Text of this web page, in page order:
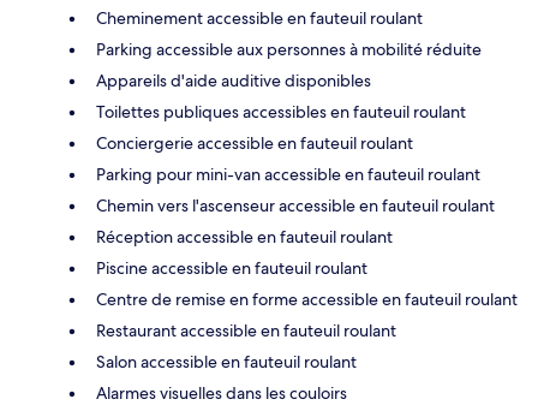
Cheminement accessible en fauteuil roulant
Parking accessible aux personnes à mobilité réduite
Appareils d'aide auditive disponibles
Toilettes publiques accessibles en fauteuil roulant
Conciergerie accessible en fauteuil roulant
Parking pour mini-van accessible en fauteuil roulant
Chemin vers l'ascenseur accessible en fauteuil roulant
Réception accessible en fauteuil roulant
Piscine accessible en fauteuil roulant
Centre de remise en forme accessible en fauteuil roulant
Restaurant accessible en fauteuil roulant
Salon accessible en fauteuil roulant
Alarmes visuelles dans les couloirs